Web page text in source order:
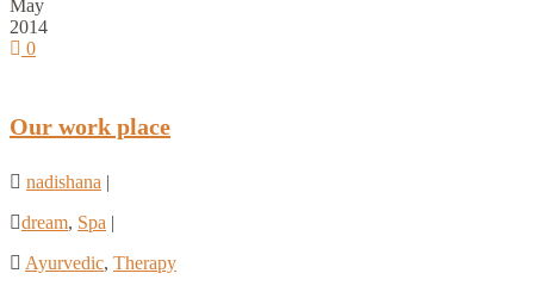
May
2014
0
Our work place
nadishana |
dream, Spa |
Ayurvedic, Therapy